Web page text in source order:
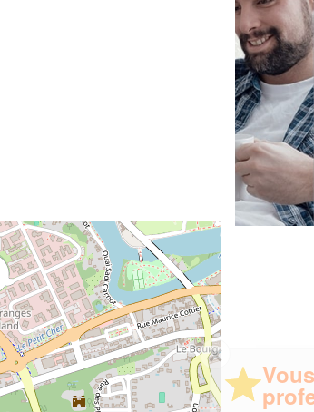
✕
Vous êtes un
professionnel ?